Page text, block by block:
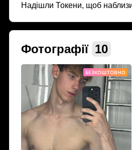
Надішли Токени, щоб
Фотографії 10
БЕЗКОШТОВНО